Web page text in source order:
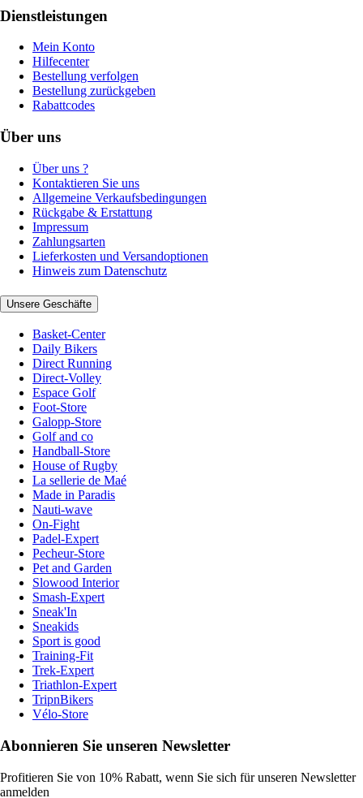
Dienstleistungen
Mein Konto
Hilfecenter
Bestellung verfolgen
Bestellung zurückgeben
Rabattcodes
Über uns
Über uns ?
Kontaktieren Sie uns
Allgemeine Verkaufsbedingungen
Rückgabe & Erstattung
Impressum
Zahlungsarten
Lieferkosten und Versandoptionen
Hinweis zum Datenschutz
Unsere Geschäfte
Basket-Center
Daily Bikers
Direct Running
Direct-Volley
Espace Golf
Foot-Store
Galopp-Store
Golf and co
Handball-Store
House of Rugby
La sellerie de Maé
Made in Paradis
Nauti-wave
On-Fight
Padel-Expert
Pecheur-Store
Pet and Garden
Slowood Interior
Smash-Expert
Sneak'In
Sneakids
Sport is good
Training-Fit
Trek-Expert
Triathlon-Expert
TripnBikers
Vélo-Store
Abonnieren Sie unseren Newsletter
Profitieren Sie von 10% Rabatt, wenn Sie sich für unseren Newsletter
anmelden